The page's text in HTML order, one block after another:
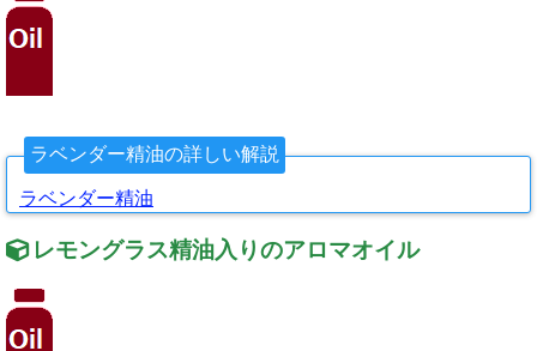
ラベンダー精油の詳しい解説
ラベンダー精油
レモングラス精油入りのアロマオイル